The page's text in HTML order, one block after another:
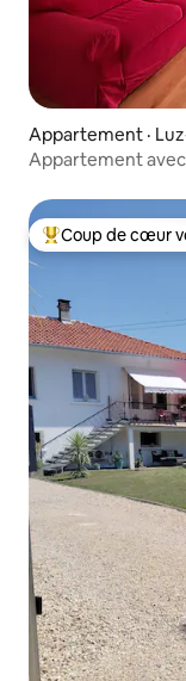
Appartement ·
Appartement
Coup de cœur
Coup de cœur